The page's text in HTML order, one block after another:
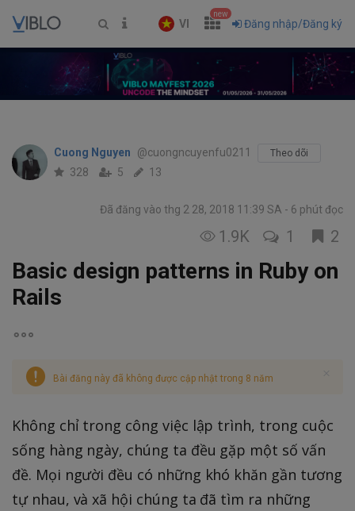
VI
new
Đăng nhập/Đăng ký
Cuong Nguyen @cuongncuyenfu0211 Theo dõi
328 5 13
Đã đăng vào thg 2 28, 2018 11:39 SA 6 phút đọc
1.9K 1 2
Basic design patterns in Ruby on
Rails
Bài đăng này đã không được cập nhật trong 8 năm
Không chỉ trong công việc lập trình, trong cuộc
sống hàng ngày, chúng ta đều gặp một số vấn
đề. Mọi người đều có những khó khăn gần tương
tự nhau, và xã hội chúng ta đã tìm ra những